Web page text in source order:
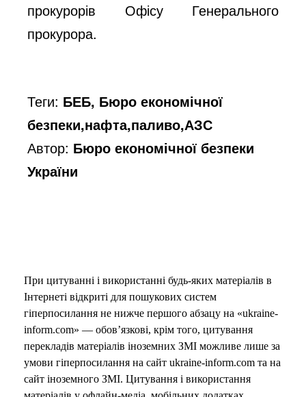
прокурорів Офісу Генерального
прокурора.
Теги: БЕБ, Бюро економічної
безпеки,нафта,паливо,АЗС
Автор: Бюро економічної безпеки
України
При цитуванні і використанні будь-яких матеріалів в
Інтернеті відкриті для пошукових систем
гіперпосилання не нижче першого абзацу на «ukraine-
inform.com» — обов’язкові, крім того, цитування
перекладів матеріалів іноземних ЗМІ можливе лише за
умови гіперпосилання на сайт ukraine-inform.com та на
сайт іноземного ЗМІ. Цитування і використання